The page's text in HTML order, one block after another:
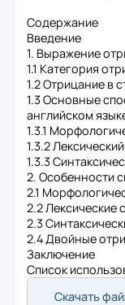
Содержание
Введение
1. Выражение
1.1 Категория
1.2 Отрицание в
1.3 Основные
английском
1.3.1
1.3.2
1.3.3
2. Особенности
2.1
2.2 Лексические
2.3
2.4 Двойные
Заключение
Список
Скачать